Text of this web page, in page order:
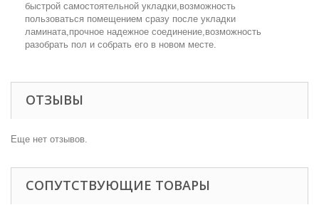
быстрой самостоятельной укладки,возможность
пользоваться помещением сразу после укладки
ламината,прочное надежное соединение,возможность
разобрать пол и собрать его в новом месте.
ОТЗЫВЫ
Еще нет отзывов.
СОПУТСТВУЮЩИЕ ТОВАРЫ